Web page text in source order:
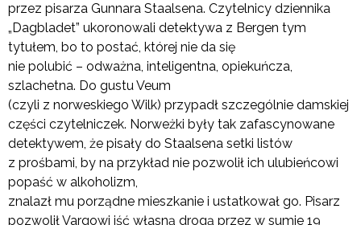
przez pisarza Gunnara Staalsena. Czytelnicy dziennika
„Dagbladet” ukoronowali detektywa z Bergen tym
tytułem, bo to postać, której nie da się
nie polubić – odważna, inteligentna, opiekuńcza,
szlachetna. Do gustu Veum
(czyli z norweskiego Wilk) przypadł szczególnie damskiej
części czytelniczek. Norweżki były tak zafascynowane
detektywem, że pisały do Staalsena setki listów
z prośbami, by na przykład nie pozwolił ich ulubieńcowi
popaść w alkoholizm,
znalazł mu porządne mieszkanie i ustatkował go. Pisarz
pozwolił Vargowi iść własną drogą przez w sumie 19